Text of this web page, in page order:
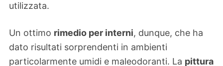
utilizzata.
Un ottimo rimedio per interni, dunque, che ha
dato risultati sorprendenti in ambienti
particolarmente umidi e maleodoranti. La pittura